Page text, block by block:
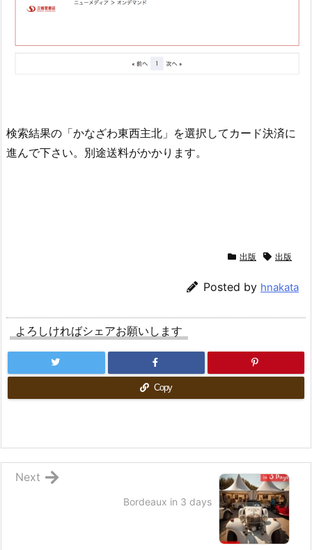
検索結果の「かなざわ東西主北」を選択してカード決済に
進んで下さい。別途送料がかかります。
出版 出版
Posted by hnakata
よろしければシェアお願いします
Copy
Bordeaux in 3 days
Next